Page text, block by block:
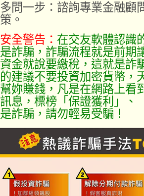
多問一步：諮詢專業金融顧
策。
安全警告： 在交友軟體認識
是詐騙，詐騙流程就是前期
資金就說要繳稅，這就是詐
的建議不要投資加密貨幣，
幫妳賺錢，凡是在網路上看
訊息，標榜「保證獲利」、
是詐騙，請勿輕易受騙！